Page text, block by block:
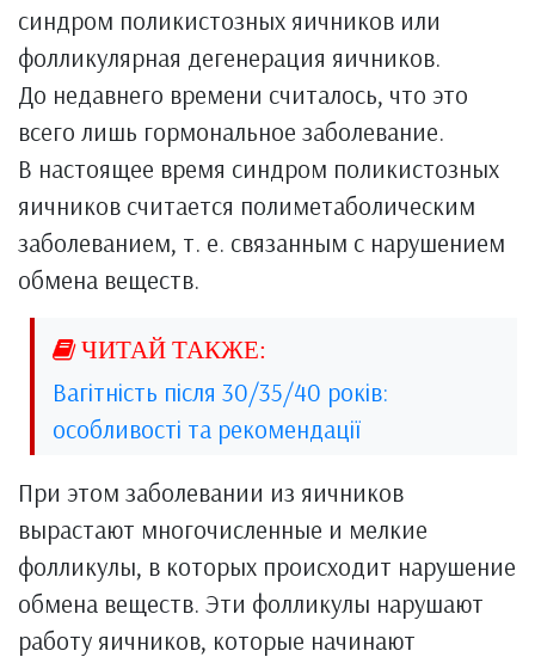
синдром поликистозных яичников или
фолликулярная дегенерация яичников.
До недавнего времени считалось, что это
всего лишь гормональное заболевание.
В настоящее время синдром поликистозных
яичников считается полиметаболическим
заболеванием, т. е. связанным с нарушением
обмена веществ.
Вагітність після 30/35/40 років:
особливості та рекомендації
При этом заболевании из яичников
вырастают многочисленные и мелкие
фолликулы, в которых происходит нарушение
обмена веществ. Эти фолликулы нарушают
работу яичников, которые начинают